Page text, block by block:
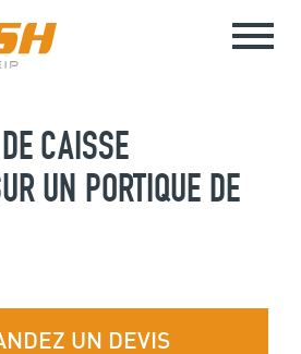
Toggle
CAISSE
UN PORTIQUE DE
UN DEVIS